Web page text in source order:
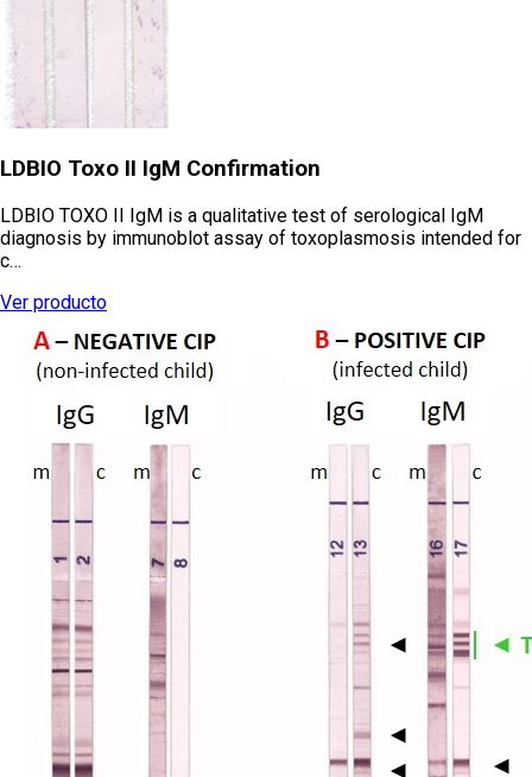
LDBIO Toxo II IgM Confirmation
LDBIO TOXO II IgM is a qualitative test of serological IgM
diagnosis by immunoblot assay of toxoplasmosis intended for
c…
Ver producto